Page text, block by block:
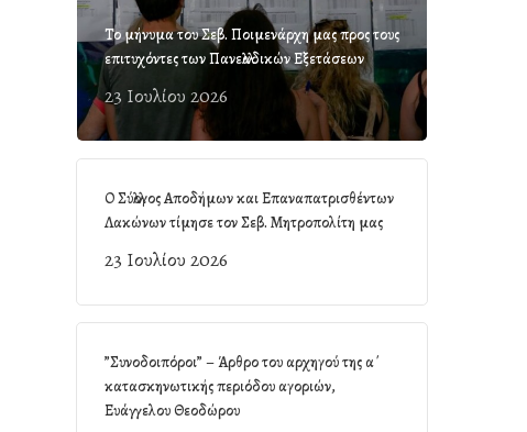
Το μήνυμα του Σεβ. Ποιμενάρχη μας προς τους
επιτυχόντες των Πανελλαδικών Εξετάσεων
23 Ιουλίου 2026
Ο Σύλλογος Αποδήμων και Επαναπατρισθέντων
Λακώνων τίμησε τον Σεβ. Μητροπολίτη μας
23 Ιουλίου 2026
”Συνοδοιπόροι” – Άρθρο του αρχηγού της α΄
κατασκηνωτικής περιόδου αγοριών,
Ευάγγελου Θεοδώρου